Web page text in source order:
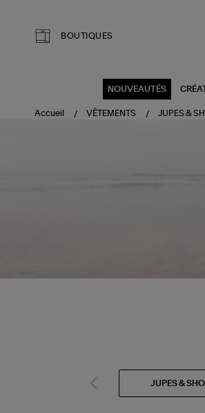
BOUTIQUES
NOUVEAUTÉS
Accueil VÊTEMENTS JUPES &
JUPES &